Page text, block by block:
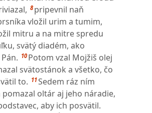
8 pripevnil naň
vložil urim a tumim,
mitru a na mitre spredu
svätý diadém, ako
10 Potom vzal Mojžiš olej
svätostánok a všetko, čo
to. 11Sedem ráz ním
oltár aj jeho náradie,
aby ich posvätil.